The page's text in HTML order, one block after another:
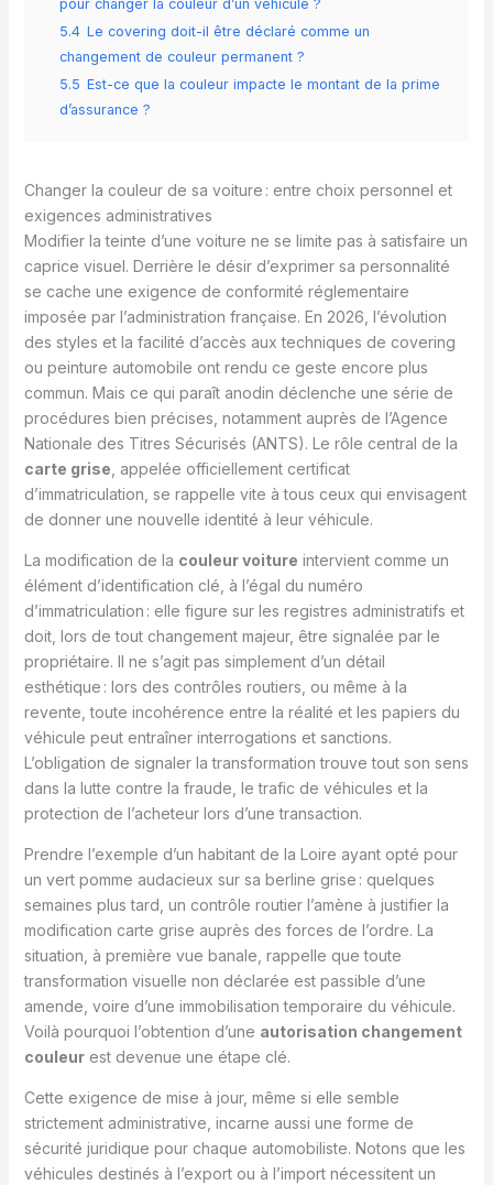
pour changer la couleur d’un véhicule ?
5.4 Le covering doit-il être déclaré comme un
changement de couleur permanent ?
5.5 Est-ce que la couleur impacte le montant de la prime
d’assurance ?
Changer la couleur de sa voiture : entre choix personnel et
exigences administratives
Modifier la teinte d’une voiture ne se limite pas à satisfaire un
caprice visuel. Derrière le désir d’exprimer sa personnalité
se cache une exigence de conformité réglementaire
imposée par l’administration française. En 2026, l’évolution
des styles et la facilité d’accès aux techniques de covering
ou peinture automobile ont rendu ce geste encore plus
commun. Mais ce qui paraît anodin déclenche une série de
procédures bien précises, notamment auprès de l’Agence
Nationale des Titres Sécurisés (ANTS). Le rôle central de la
carte grise , appelée officiellement certificat
d’immatriculation, se rappelle vite à tous ceux qui envisagent
de donner une nouvelle identité à leur véhicule.
La modification de la couleur voiture intervient comme un
élément d’identification clé, à l’égal du numéro
d’immatriculation : elle figure sur les registres administratifs et
doit, lors de tout changement majeur, être signalée par le
propriétaire. Il ne s’agit pas simplement d’un détail
esthétique : lors des contrôles routiers, ou même à la
revente, toute incohérence entre la réalité et les papiers du
véhicule peut entraîner interrogations et sanctions.
L’obligation de signaler la transformation trouve tout son sens
dans la lutte contre la fraude, le trafic de véhicules et la
protection de l’acheteur lors d’une transaction.
Prendre l’exemple d’un habitant de la Loire ayant opté pour
un vert pomme audacieux sur sa berline grise : quelques
semaines plus tard, un contrôle routier l’amène à justifier la
modification carte grise auprès des forces de l’ordre. La
situation, à première vue banale, rappelle que toute
transformation visuelle non déclarée est passible d’une
amende, voire d’une immobilisation temporaire du véhicule.
Voilà pourquoi l’obtention d’une autorisation changement
couleurest devenue une étape clé.
Cette exigence de mise à jour, même si elle semble
strictement administrative, incarne aussi une forme de
sécurité juridique pour chaque automobiliste. Notons que les
véhicules destinés à l’export ou à l’import nécessitent un